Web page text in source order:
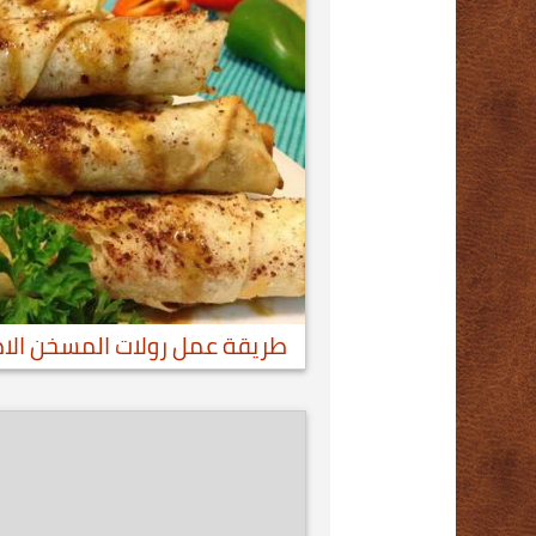
طريقة عمل رولات المسخن